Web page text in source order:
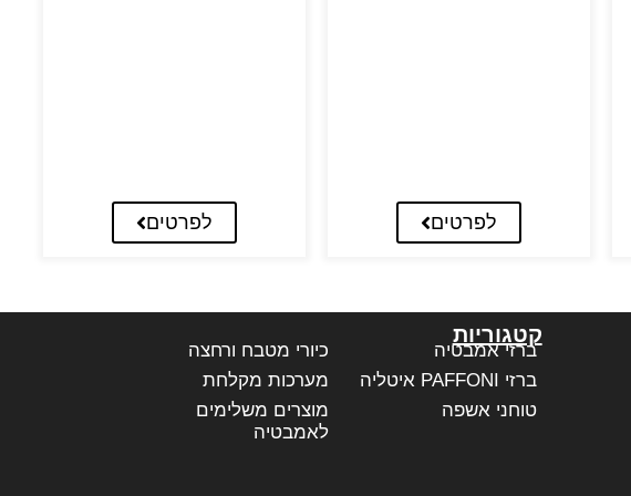
לפרטים לפרטים
קטגוריות
ברזי אמבטיה
ברזי PAFFONI איטליה
טוחני אשפה
כיורי מטבח ורחצה
מערכות מקלחת
מוצרים משלימים
לאמבטיה